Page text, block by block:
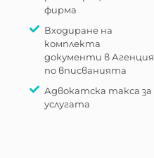
фирма
Входиране на
комплекта
документи в Агенция
по вписванията
Адвокатска такса за
услугата